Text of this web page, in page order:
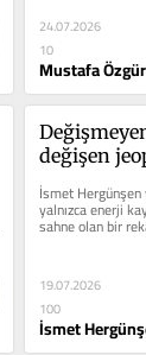
24.07.2026
10
Mustafa
değişen
İsmet
yalnızca enerji
sahne olan bir
19.07.2026
100
İsmet